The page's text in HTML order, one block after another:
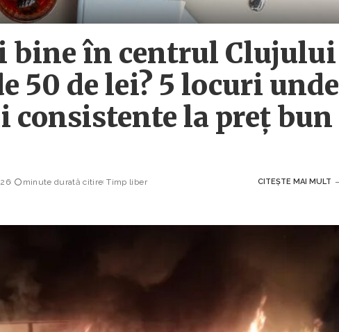
bine în centrul Clujului
50 de lei? 5 locuri unde
la preț bun
minute durată citire Timp liber CITEȘTE MAI MULT